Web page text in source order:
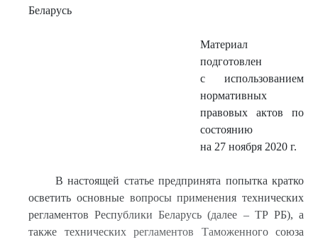
Беларусь
Материал
подготовлен
с использованием
нормативных
правовых актов по
состоянию
на 27 ноября 2020 г.
В настоящей статье предпринята попытка кратко
осветить основные вопросы применения технических
регламентов Республики Беларусь (далее – ТР РБ), а
также технических регламентов Таможенного союза